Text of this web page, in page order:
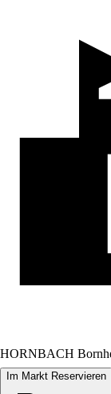
HORNBACH
Im Markt Reservieren